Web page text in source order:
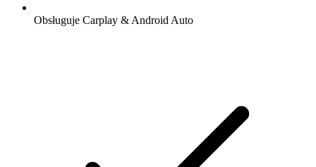
Obsługuje Carplay & Android Auto